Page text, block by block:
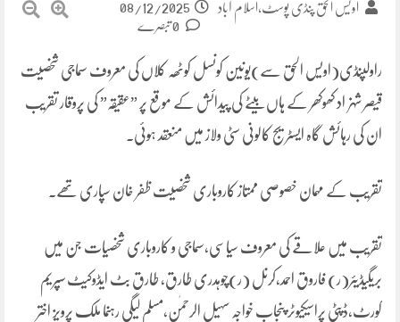
اویس الحق پنڈی پوسٹ،اسلام آباد
08/12/2025
راولپنڈی(اویس الحق سے)یونین کونسل کوٹھہ کلاں کی معروف سماجی شخصیت
قیصر شہزاد کھوکھر کے ہاں بیٹے کی پیدائش کے موقع پر ”عقیقہ” کی پروقار تقریب
ان کی رہائش گاہ ایسٹریج کالونی سٹی ولاز میں منعقد ہوئی۔
تقریب کے مہمان خصوصی ممتاز کاروباری شخصیت ظفر خان سپاری تھے۔
تقریب میں علاقے کی معروف سیاسی،سماجی و کاروباری شخصیات جن میں
بریگیڈیئر(ر) فاروق احمد،کرنل (ر)چوہدری طارق، طارق بٹ ایڈوکیٹ سپریم
کورٹ،ڈپٹی پراسیکیوٹر پنجاب خواجہ سہیل الرحمٰن،مسلم لیگی رہنما ملک پرویز اختر